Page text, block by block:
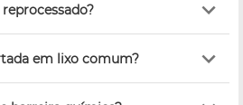
em lixo comum?